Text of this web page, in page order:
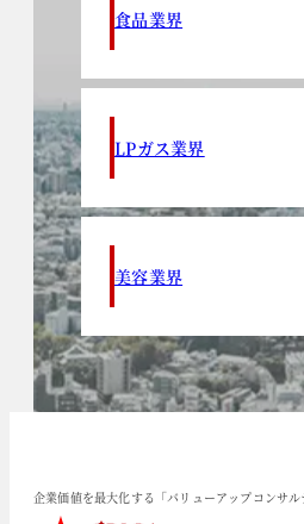
食品業界
LPガス業界
美容業界
企業価値を最大化する「バリューアップコンサ